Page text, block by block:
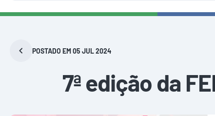
POSTADO EM 05 JUL 2024
7ª edição da